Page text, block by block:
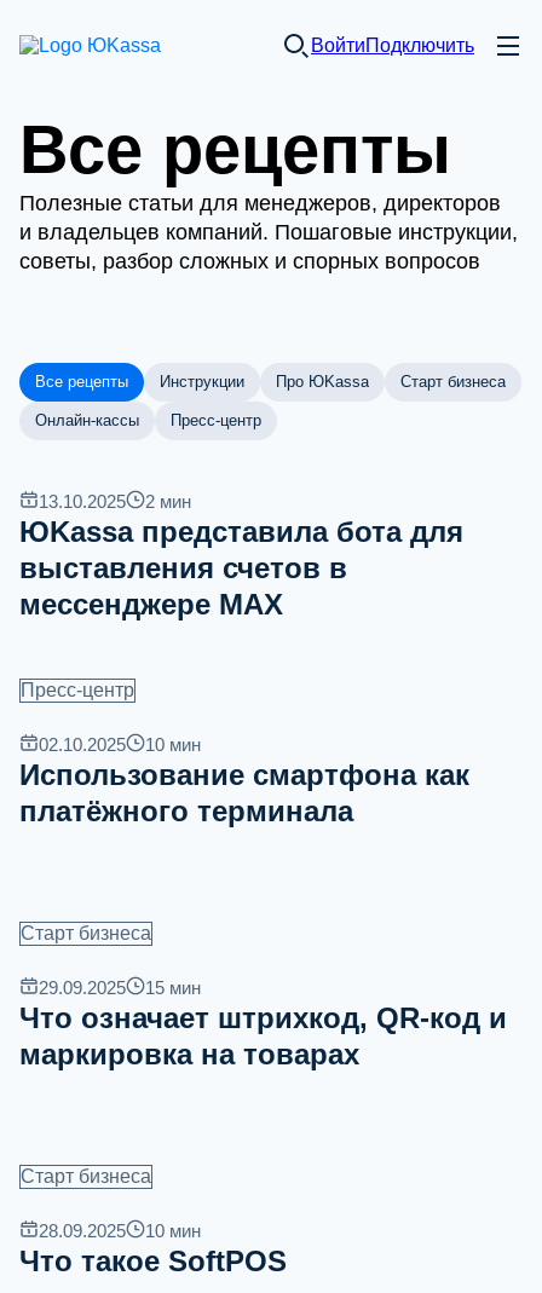
ВойтиПодключить
Все рецепты
Полезные статьи для менеджеров, директоров
и владельцев компаний. Пошаговые инструкции,
советы, разбор сложных и спорных вопросов
Все рецепты Инструкции Про ЮKassa Старт бизнеса
Онлайн-кассы Пресс-центр
13.10.2025 2 мин
ЮKassa представила бота для
выставления счетов в
мессенджере MAX
Пресс-центр
02.10.2025 10 мин
Использование смартфона как
платёжного терминала
Старт бизнеса
29.09.2025 15 мин
Что означает штрихкод, QR‐код и
маркировка на товарах
Старт бизнеса
28.09.2025 10 мин
Что такое SoftPOS